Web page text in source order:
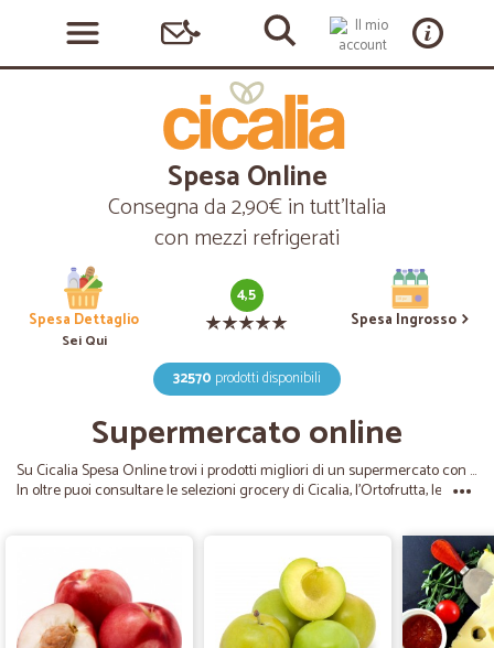
Spesa Online
Consegna da 2,90€ in tutt’Italia
con mezzi refrigerati
Spesa Dettaglio
Sei Qui
4,5
Spesa Ingrosso
32570 prodotti disponibili
Supermercato online
Su Cicalia Spesa Online trovi i prodotti migliori di un supermercato con la comodità di un e-commerce, ricevi direttamente a casa tua anche prodotti freschi.
In oltre puoi consultare le selezioni grocery di Cicalia, l’Ortofrutta, le offerte del mese e il comparto casa. Consulta tutte le categorie utilizzando il menù o semplicemente prova a cercare qualcosa!